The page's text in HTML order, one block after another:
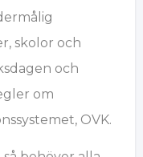
skolor och
och
om
OVK.